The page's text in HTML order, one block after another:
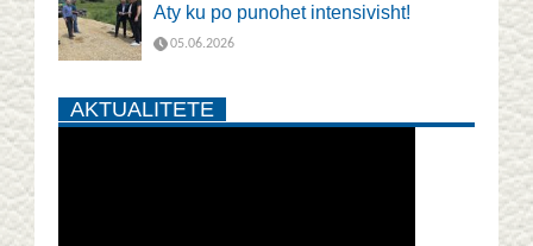
Aty ku po punohet intensivisht!
05.06.2026
AKTUALITETE